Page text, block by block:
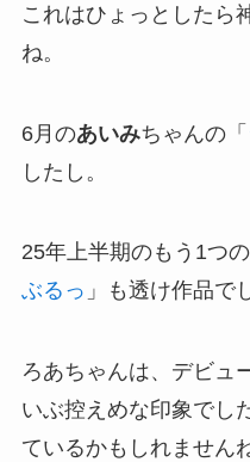
これはひょっとしたら
ね。
6月のあいみちゃんの「
したし。
25年上半期のもう1つの
ぶるっ 」も透け作品で
ろあちゃんは、デビュ
いぶ控えめな印象でし
ているかもしれません